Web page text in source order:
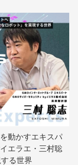
人型ロボット
ロボット展
大阪公立大学
技術書典
効率化
産学連携
診断
動かすエキスパ
エラエ・三村聡
る世界